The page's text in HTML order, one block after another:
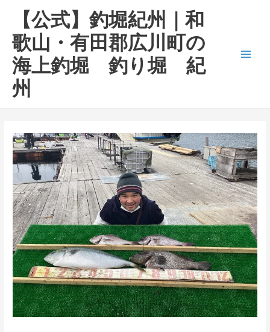
【公式】釣堀紀州｜和
歌山・有田郡広川町の
海上釣堀 釣り堀 紀
州